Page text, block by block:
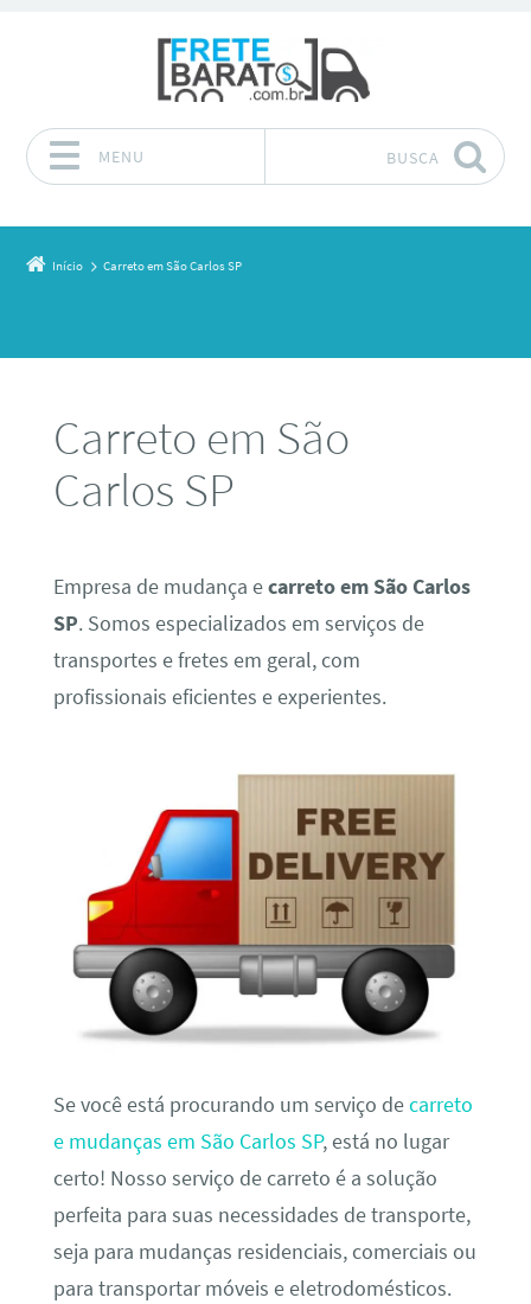
MENU BUSCA
Início Carreto em São Carlos SP
Carreto em São
Carlos SP
Empresa de mudança ecarreto em São Carlos
SP. Somos especializados em serviços de
transportes e fretes em geral, com
profissionais eficientes e experientes.
Se você está procurando um serviço decarreto
e mudanças em São Carlos SP, está no lugar
certo! Nosso serviço de carreto é a solução
perfeita para suas necessidades de transporte,
seja para mudanças residenciais, comerciais ou
para transportar móveis e eletrodomésticos.